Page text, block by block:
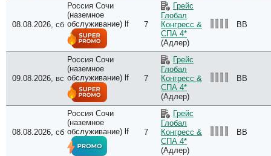
08.08.2026, сб
Россия Сочи
(наземное
обслуживание) lf
7
Грейс
Глобал
Конгресс &
СПА 4*
(Адлер)
BB
09.08.2026, вс
Россия Сочи
(наземное
обслуживание) lf
7
Грейс
Глобал
Конгресс &
СПА 4*
(Адлер)
BB
08.08.2026, сб
Россия Сочи
(наземное
обслуживание) lf
7
Грейс
Глобал
Конгресс &
СПА 4*
(Адлер)
BB